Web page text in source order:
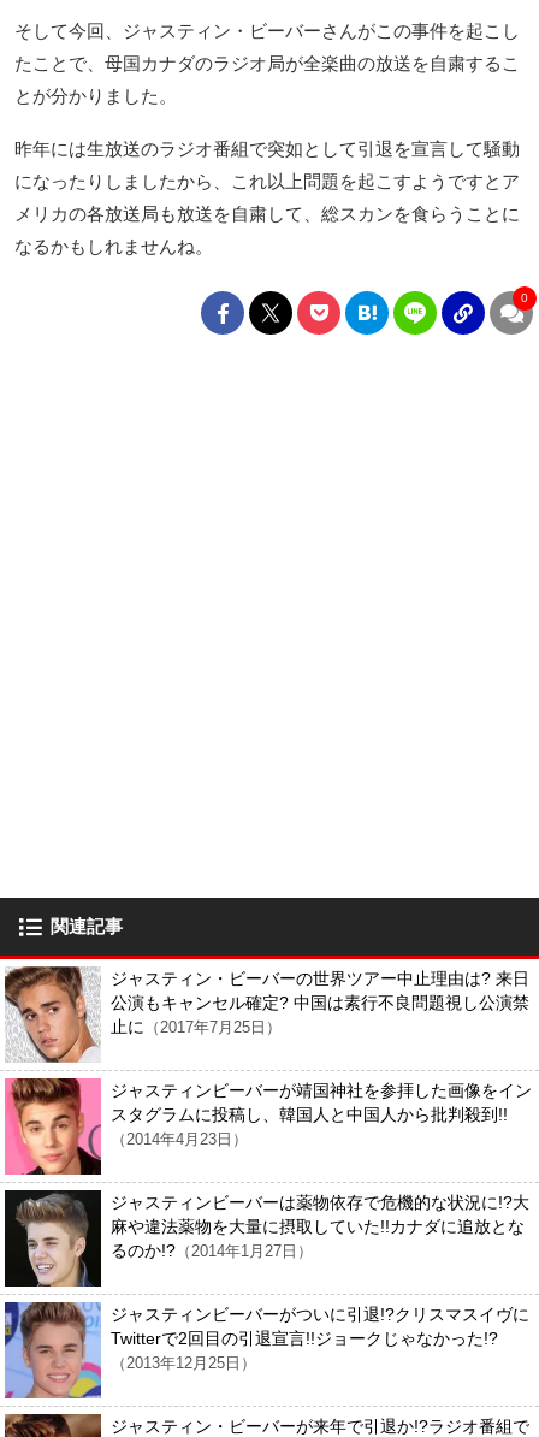
そして今回、ジャスティン・ビーバーさんがこの事件を起こし
たことで、母国カナダのラジオ局が全楽曲の放送を自粛するこ
とが分かりました。
昨年には生放送のラジオ番組で突如として引退を宣言して騒動
になったりしましたから、これ以上問題を起こすようですとア
メリカの各放送局も放送を自粛して、総スカンを食らうことに
なるかもしれませんね。
0
関連記事
ジャスティン・ビーバーの世界ツアー中止理由は? 来日
公演もキャンセル確定? 中国は素行不良問題視し公演禁
止に
（2017年7月25日）
ジャスティンビーバーが靖国神社を参拝した画像をイン
スタグラムに投稿し、韓国人と中国人から批判殺到!!
（2014年4月23日）
ジャスティンビーバーは薬物依存で危機的な状況に!?大
麻や違法薬物を大量に摂取していた!!カナダに追放とな
るのか!? （2014年1月27日）
ジャスティンビーバーがついに引退!?クリスマスイヴに
Twitterで2回目の引退宣言!!ジョークじゃなかった!?
（2013年12月25日）
ジャスティン・ビーバーが来年で引退か!?ラジオ番組で